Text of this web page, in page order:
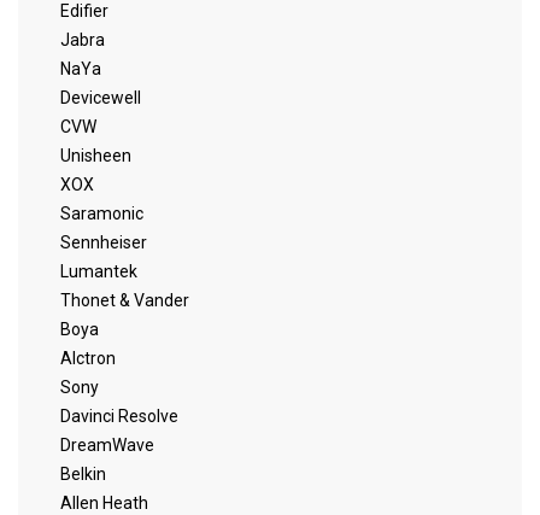
Edifier
Jabra
NaYa
Devicewell
CVW
Unisheen
XOX
Saramonic
Sennheiser
Lumantek
Thonet & Vander
Boya
Alctron
Sony
Davinci Resolve
DreamWave
Belkin
Allen Heath